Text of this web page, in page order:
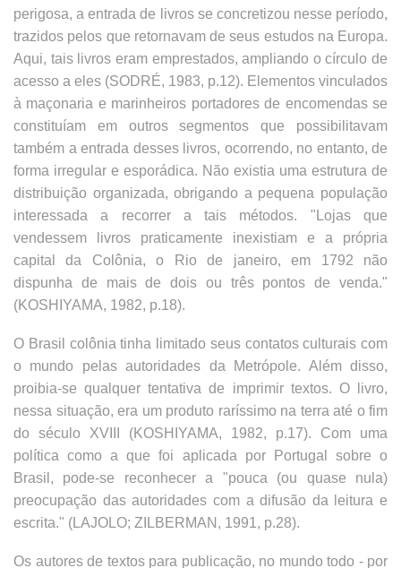
perigosa, a entrada de livros se concretizou nesse período,
trazidos pelos que retornavam de seus estudos na Europa.
Aqui, tais livros eram emprestados, ampliando o círculo de
acesso a eles (SODRÉ, 1983, p.12). Elementos vinculados
à maçonaria e marinheiros portadores de encomendas se
constituíam em outros segmentos que possibilitavam
também a entrada desses livros, ocorrendo, no entanto, de
forma irregular e esporádica. Não existia uma estrutura de
distribuição organizada, obrigando a pequena população
interessada a recorrer a tais métodos. "Lojas que
vendessem livros praticamente inexistiam e a própria
capital da Colônia, o Rio de janeiro, em 1792 não
dispunha de mais de dois ou três pontos de venda."
(KOSHIYAMA, 1982, p.18).
O Brasil colônia tinha limitado seus contatos culturais com
o mundo pelas autoridades da Metrópole. Além disso,
proibia-se qualquer tentativa de imprimir textos. O livro,
nessa situação, era um produto raríssimo na terra até o fim
do século XVIII (KOSHIYAMA, 1982, p.17). Com uma
política como a que foi aplicada por Portugal sobre o
Brasil, pode-se reconhecer a "pouca (ou quase nula)
preocupação das autoridades com a difusão da leitura e
escrita." (LAJOLO; ZILBERMAN, 1991, p.28).
Os autores de textos para publicação, no mundo todo - por